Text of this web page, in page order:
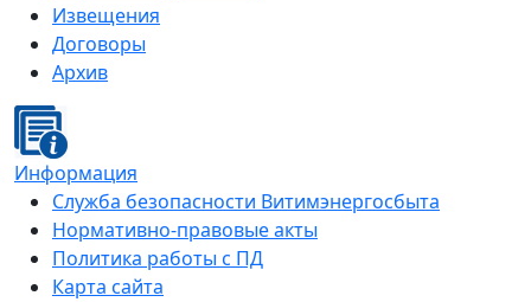
Извещения
Договоры
Архив
Информация
Служба безопасности Витимэнергосбыта
Нормативно-правовые акты
Политика работы с ПД
Карта сайта